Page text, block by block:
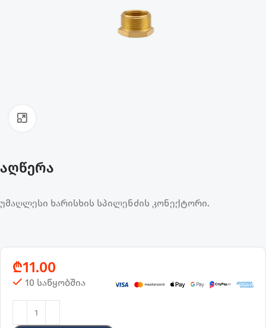
აღწერა
უმაღლესი ხარისხის სპილენძის კონექტორი.
₾11.00
10 საწყობშია